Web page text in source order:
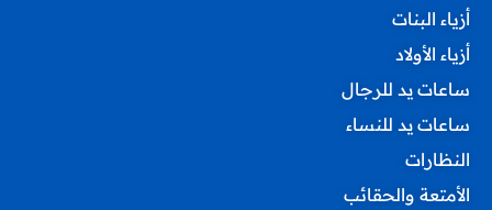
أزياء البنات
أزياء الأولاد
ساعات يد للرجال
ساعات يد للنساء
النظارات
الأمتعة والحقائب